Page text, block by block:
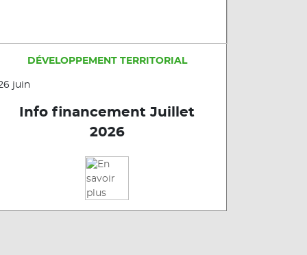
DÉVELOPPEMENT TERRITORIAL
juin
Info financement Juillet
2026